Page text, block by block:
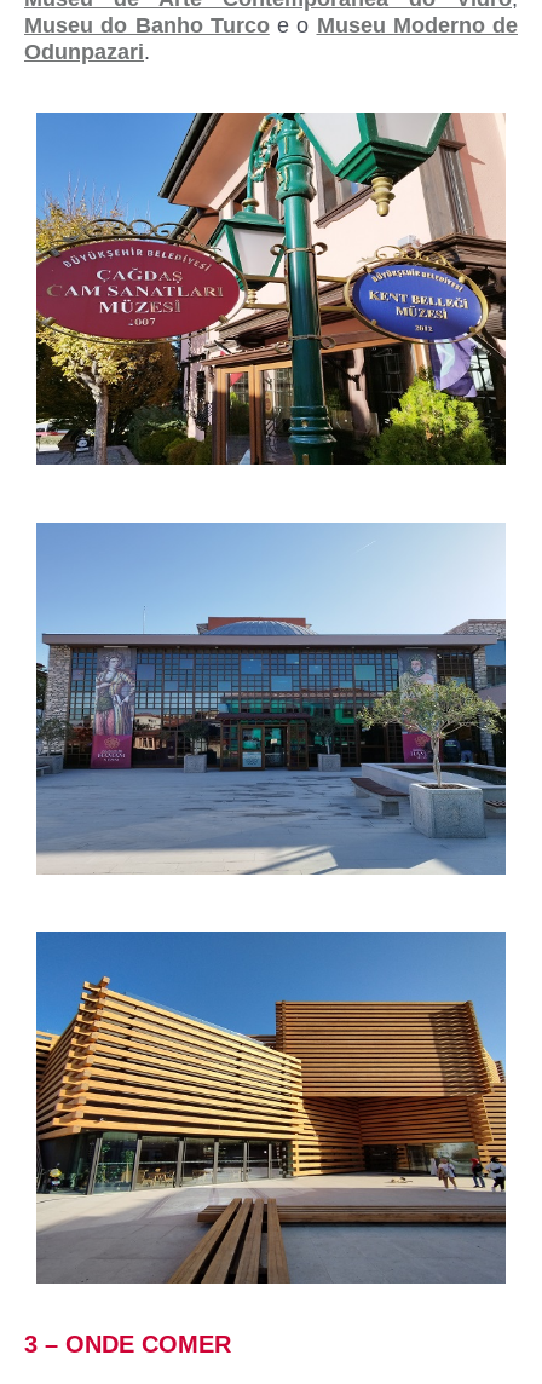
Museu do Banho Turcoe o Museu Moderno de
Odunpazari.
3 – ONDE COMER